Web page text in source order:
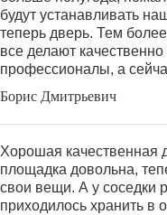
будут устанавливать
теперь дверь. Тем
все делают
профессионалы, а
Борис Дмитрьевич
Хорошая качественная
площадка довольна,
свои вещи. А у соседки
приходилось хранить в